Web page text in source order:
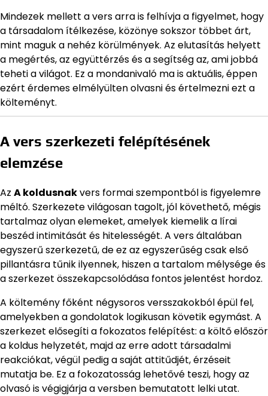
Mindezek mellett a vers arra is felhívja a figyelmet, hogy
a társadalom ítélkezése, közönye sokszor többet árt,
mint maguk a nehéz körülmények. Az elutasítás helyett
a megértés, az együttérzés és a segítség az, ami jobbá
teheti a világot. Ez a mondanivaló ma is aktuális, éppen
ezért érdemes elmélyülten olvasni és értelmezni ezt a
költeményt.
A vers szerkezeti felépítésének
elemzése
Az A koldusnakvers formai szempontból is figyelemre
méltó. Szerkezete világosan tagolt, jól követhető, mégis
tartalmaz olyan elemeket, amelyek kiemelik a lírai
beszéd intimitását és hitelességét. A vers általában
egyszerű szerkezetű, de ez az egyszerűség csak első
pillantásra tűnik ilyennek, hiszen a tartalom mélysége és
a szerkezet összekapcsolódása fontos jelentést hordoz.
A költemény főként négysoros versszakokból épül fel,
amelyekben a gondolatok logikusan követik egymást. A
szerkezet elősegíti a fokozatos felépítést: a költő először
a koldus helyzetét, majd az erre adott társadalmi
reakciókat, végül pedig a saját attitűdjét, érzéseit
mutatja be. Ez a fokozatosság lehetővé teszi, hogy az
olvasó is végigjárja a versben bemutatott lelki utat.